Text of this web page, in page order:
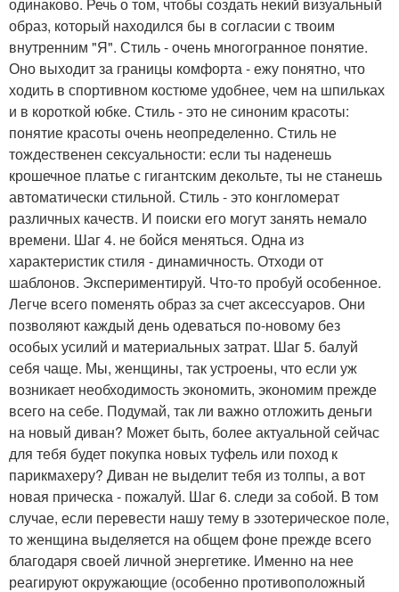
одинаково. Речь о том, чтобы создать некий визуальный
образ, который находился бы в согласии с твоим
внутренним "Я". Стиль - очень многогранное понятие.
Оно выходит за границы комфорта - ежу понятно, что
ходить в спортивном костюме удобнее, чем на шпильках
и в короткой юбке. Стиль - это не синоним красоты:
понятие красоты очень неопределенно. Стиль не
тождественен сексуальности: если ты наденешь
крошечное платье с гигантским декольте, ты не станешь
автоматически стильной. Стиль - это конгломерат
различных качеств. И поиски его могут занять немало
времени. Шаг 4. не бойся меняться. Одна из
характеристик стиля - динамичность. Отходи от
шаблонов. Экспериментируй. Что-то пробуй особенное.
Легче всего поменять образ за счет аксессуаров. Они
позволяют каждый день одеваться по-новому без
особых усилий и материальных затрат. Шаг 5. балуй
себя чаще. Мы, женщины, так устроены, что если уж
возникает необходимость экономить, экономим прежде
всего на себе. Подумай, так ли важно отложить деньги
на новый диван? Может быть, более актуальной сейчас
для тебя будет покупка новых туфель или поход к
парикмахеру? Диван не выделит тебя из толпы, а вот
новая прическа - пожалуй. Шаг 6. следи за собой. В том
случае, если перевести нашу тему в эзотерическое поле,
то женщина выделяется на общем фоне прежде всего
благодаря своей личной энергетике. Именно на нее
реагируют окружающие (особенно противоположный